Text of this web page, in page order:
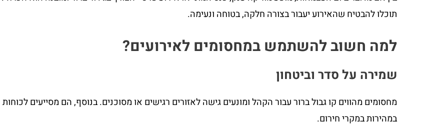
תוכלו להבטיח שהאירוע יעבור בצורה חלקה, בטוחה ונעימה.
למה חשוב להשתמש במחסומים לאירועים?
שמירה על סדר וביטחון
מחסומים מהווים קו גבול ברור עבור הקהל ומונעים גישה לאזורים רגישים או מסוכנים. בנוסף, הם מסייעים
במהירות במקרי חירום.